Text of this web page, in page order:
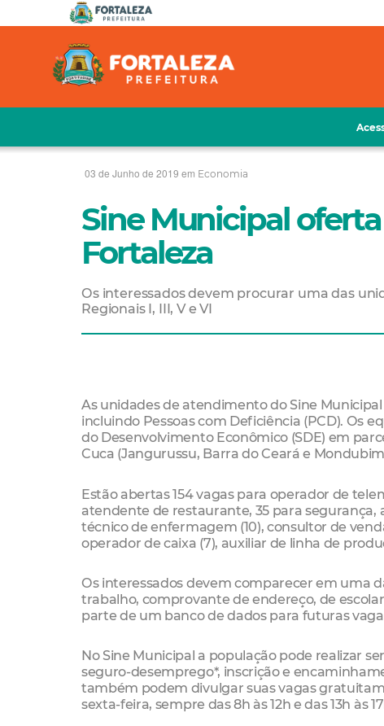
03 de Junho de 2019 em Economia
Sine Municipal
Fortaleza
Os interessados devem procurar uma das
Regionais I, III, V e VI
As unidades de atendimento do Sine
incluindo Pessoas com Deficiência (PCD). Os
do Desenvolvimento Econômico (SDE) em
Cuca (Jangurussu, Barra do Ceará e
Estão abertas 154 vagas para operador de
atendente de restaurante, 35 para segurança,
técnico de enfermagem (10), consultor de
operador de caixa (7), auxiliar de linha de
Os interessados devem comparecer em uma
trabalho, comprovante de endereço, de
parte de um banco de dados para futuras
No Sine Municipal a população pode realizar
seguro-desemprego*, inscrição e
também podem divulgar suas vagas
sexta-feira, sempre das 8h às 12h e das 13h às